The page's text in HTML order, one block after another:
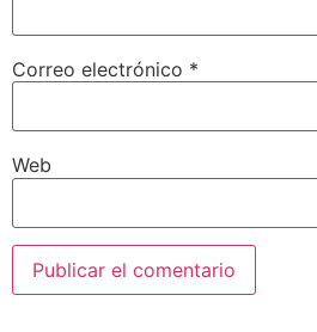
Correo electrónico *
Web